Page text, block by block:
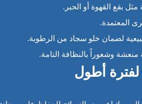
بقع القهوة أو الحبر.
المعتمدة.
لضمان خلو سجاد من الرطوبة.
وشعوراً بالنظافة التامة.
أطول